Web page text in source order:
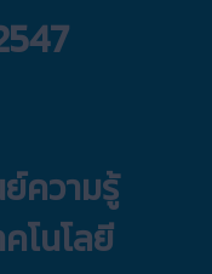
ความรู้
โนโลยี